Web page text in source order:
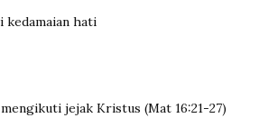
kedamaian hati
jejak Kristus (Mat 16:21-27)